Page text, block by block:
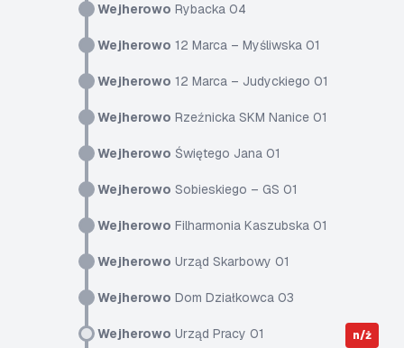
Wejherowo Rybacka 04
Wejherowo 12 Marca – Myśliwska 01
Wejherowo 12 Marca – Judyckiego 01
Wejherowo Rzeźnicka SKM Nanice 01
Wejherowo Świętego Jana 01
Wejherowo Sobieskiego – GS 01
Wejherowo Filharmonia Kaszubska 01
Wejherowo Urząd Skarbowy 01
Wejherowo Dom Działkowca 03
Wejherowo Urząd Pracy 01 n/ż